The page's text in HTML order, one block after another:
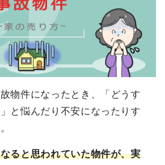
物件になったとき、「どうす
と悩んだり不安になったりす
ると思われていた物件が、実